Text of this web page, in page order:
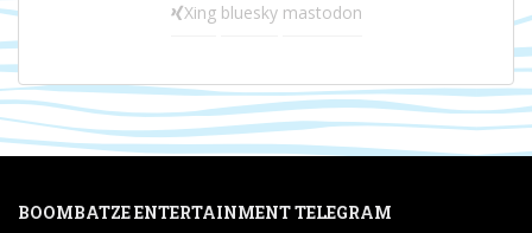
Xing bluesky mastodon
BOOMBATZE ENTERTAINMENT TELEGRAM